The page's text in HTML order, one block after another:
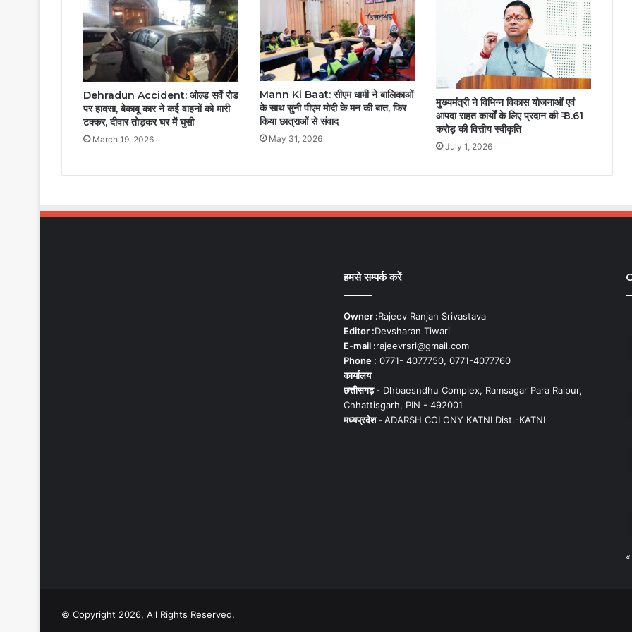
Dehradun Accident: ओल्ड सर्वे रोड
पर हादसा, बेकाबू कार ने कई वाहनों को मारी
टक्कर, दीवार तोड़कर घर में घुसी
March 19, 2026
Mann Ki Baat: सीएम धामी ने बालिकाओं
के साथ सुनी पीएम मोदी के मन की बात, फिर
किया छात्राओं से संवाद
May 31, 2026
मुख्यमंत्री ने विभिन्न विकास योजनाओं एवं
आपदा राहत कार्यों के लिए प्रदान की ₹ 8.61
करोड़ की वित्तीय स्वीकृति
July 1, 2026
हमसे सम्पर्क करें
Owner :Rajeev Ranjan Srivastava
Editor :Devsharan Tiwari
E-mail :rajeevrsri@gmail.com
Phone : 0771- 4077750, 0771-4077760
कार्यालय
छत्तीसगढ़ -Dhbaesndhu Complex, Ramsagar Para Raipur,
Chhattisgarh, PIN - 492001
मध्यप्रदेश -ADARSH COLONY KATNI Dist.-KATNI
© Copyright 2026, All Rights Reserved.